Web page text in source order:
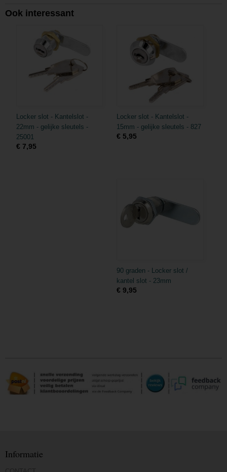
Ook interessant
Locker slot - Kantelslot -
22mm - gelijke sleutels -
25001
€ 7,95
Locker slot - Kantelslot -
15mm - gelijke sleutels - 827
€ 5,95
90 graden - Locker slot /
kantel slot - 23mm
€ 9,95
Informatie